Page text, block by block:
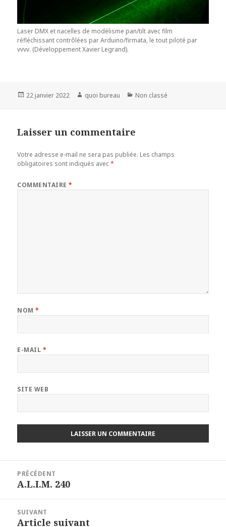
Laser DMX et nacelles de modélisme pan/tilt avec film
réfléchissant contrôlées par Arduino/firmata, le tout piloté par
vvvv. (Développement Xavier Legrand).
Publié
22 janvier 2022 Auteur
quoi bureau Catégories
Non classé
Laisser un commentaire
Votre adresse e-mail ne sera pas publiée. Les champs
obligatoires sont indiqués avec*
COMMENTAIRE*
NOM*
E-MAIL *
SITE WEB
l’article
PRÉCÉDENT
Article
A.L.I.M. 240
SUIVANT
Article
Article suivant